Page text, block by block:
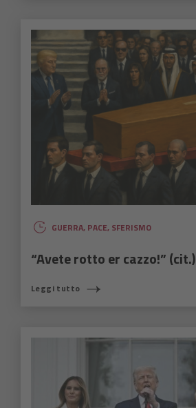
GUERRA, PACE, SFERISMO
“Avete rotto er cazzo!” (cit.)
Leggi tutto